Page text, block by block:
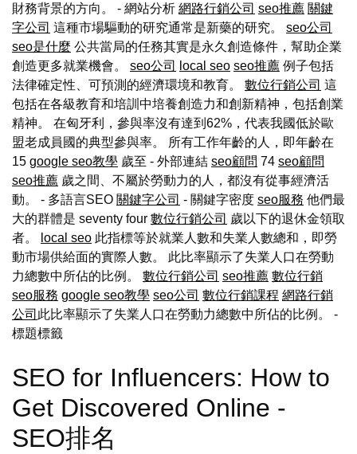
財務背景的方向。 - 網站分析 網路行銷公司 seo推薦 關鍵
字公司 這種市場驅動的研究通常是新藥的研究。 seo公司
seo是什麼 公共當局的任務其實是永久創造條件，幫助企業
創造更多就業機會。 seo公司 local seo seo推薦 例子包括
法律確定性、可預測的經濟環境和教育。 數位行銷公司 這
包括在各級教育和培訓中培養創造力和創新精神，包括創業
精神。 在匈牙利，參與率沒有達到62%，代表我國低於歐
盟老成員國的典型參與率。 所有工作年齡的人，即年齡在
15 google seo教學 歲至 - 外部連結 seo顧問 74 seo顧問
seo推薦 歲之間、不屬於勞動力的人，都沒有從事經濟活
動。 - 多語言SEO 關鍵字公司 - 關鍵字密度 seo服務 他們最
大的群體是 seventy four 數位行銷公司 歲以下的退休金領取
者。
local seo 此指標等於就業人數和失業人數總和，即勞
動市場供給面的實際人數。 此比率顯示了失業人口在勞動
力總數中所佔的比例。 數位行銷公司 seo推薦 數位行銷
seo服務 google seo教學 seo公司 數位行銷課程 網路行銷
公司 此比率顯示了失業人口在勞動力總數中所佔的比例。 -
標題標籤
SEO for Influencers: How to
Get Discovered Online -
SEO排名